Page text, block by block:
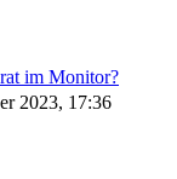
im Monitor?
2023, 17:36